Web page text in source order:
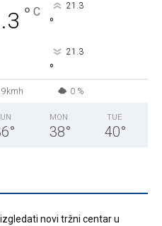
° C 21.3
°
21.3
°
0 %
°
MON
38°
TUE
40°
novi tržni centar u